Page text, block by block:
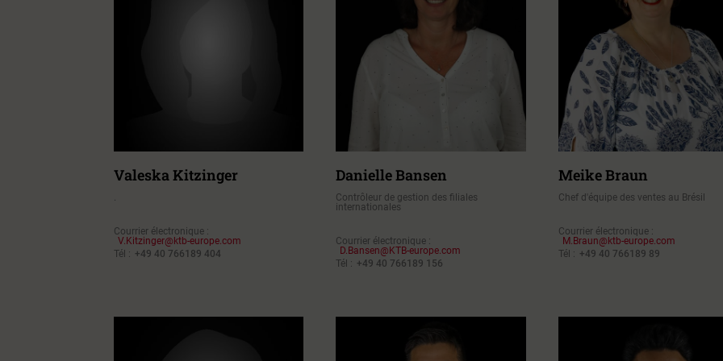
Valeska Kitzinger
.
Courrier électronique :
V.Kitzinger@ktb-europe.com
Tél : +49 40 766189 404
Danielle Bansen
Contrôleur de gestion des filiales
internationales
Courrier électronique :
D.Bansen@KTB-europe.com
Tél : +49 40 766189 156
Meike Braun
Chef d'équipe des ventes au Brésil
Courrier électronique :
M.Braun@ktb-europe.com
Tél : +49 40 766189 89